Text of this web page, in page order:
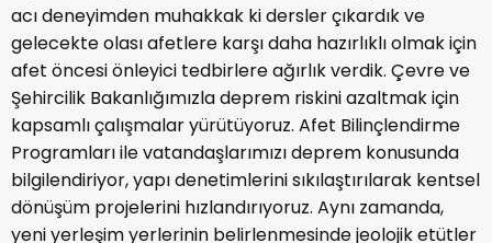
acı deneyimden muhakkak ki dersler çıkardık ve
gelecekte olası afetlere karşı daha hazırlıklı olmak için
afet öncesi önleyici tedbirlere ağırlık verdik. Çevre ve
Şehircilik Bakanlığımızla deprem riskini azaltmak için
kapsamlı çalışmalar yürütüyoruz. Afet Bilinçlendirme
Programları ile vatandaşlarımızı deprem konusunda
bilgilendiriyor, yapı denetimlerini sıkılaştırılarak kentsel
dönüşüm projelerini hızlandırıyoruz. Aynı zamanda,
yeni yerleşim yerlerinin belirlenmesinde jeolojik etütler